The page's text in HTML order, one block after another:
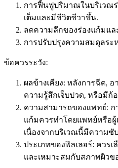
การฟื้นฟูปริมาณในบริเวณ
เต็มและมีชีวิตชีวาขึ้น.
ลดความลึกของร่องแก้มแล
การปรับปรุงความสมดุลระ
ข้อควรระวัง:
ผลข้างเคียง: หลังการฉีด,
ความรู้สึกเจ็บปวด, หรือมีก้
ความสามารถของแพทย์: ก
แก้มควรทำโดยแพทย์หรือ
เนื่องจากบริเวณนี้มีความซั
ประเภทของฟิลเลอร์: ควร
และเหมาะสมกับสภาพผิว